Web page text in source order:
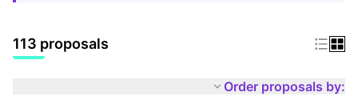
113 proposals
Order proposals by: